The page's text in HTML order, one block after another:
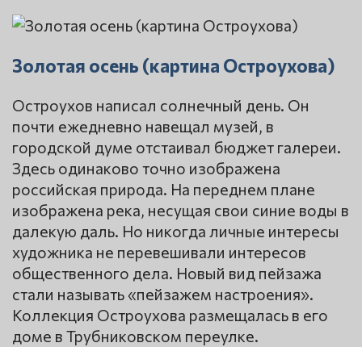
Золотая осень (картина Остроухова)
Остроухов написал солнечный день. Он
почти ежедневно навещал музей, в
городской думе отстаивал бюджет галереи.
Здесь одинаково точно изображена
российская природа. На переднем плане
изображена река, несущая свои синие воды в
далекую даль. Но никогда личные интересы
художника не перевешивали интересов
общественного дела. Новый вид пейзажа
стали называть «пейзажем настроения».
Коллекция Остроухова размещалась в его
доме в Трубниковском переулке.